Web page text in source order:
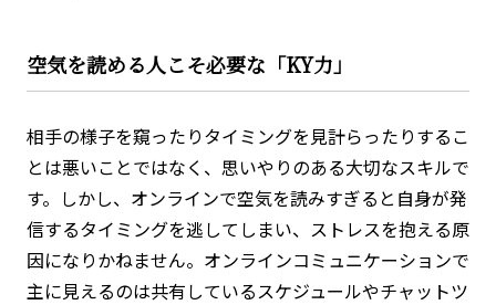
空気を読める人こそ必要な「KY力」
相手の様子を窺ったりタイミングを見計らったりするこ
とは悪いことではなく、思いやりのある大切なスキルで
す。しかし、オンラインで空気を読みすぎると自身が発
信するタイミングを逃してしまい、ストレスを抱える原
因になりかねません。オンラインコミュニケーションで
主に見えるのは共有しているスケジュールやチャットツ